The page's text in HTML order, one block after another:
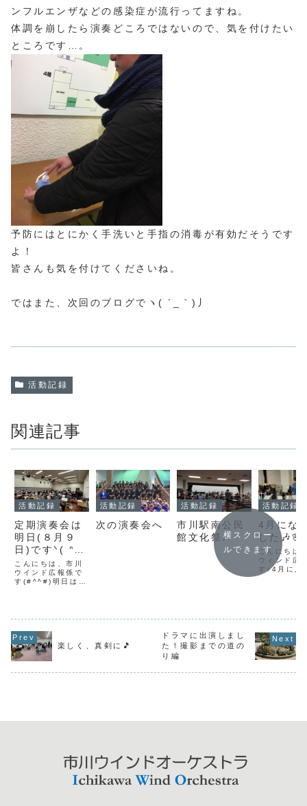
ンフルエンザなどの感染症が流行ってますね。
体調を崩したら演奏どころではないので、気を付けたい
ところです…。
予防にはとにかく手洗いと手指の消毒が有効だそうです
よ！
皆さんも気を付けてくださいね。
ではまた、次回のブログでヽ( ´_｀)丿
活動記録
関連記事
活動記録
定期演奏会は
明日(８月９
日)ですᐠ( ᐢ ᵕ
ᐢ )ᐟ
こんにちは、市川
ウインド広報係で
す(#^^#)明日は市
すᐠ( ᐢ ᵕ ᐢ )ᐟコン
される曲、映画や
ゲームなどで有名
な曲など、皆様が
一度はどこかで聞
いたことがある曲
活動記録
次の演奏会へ
活動記録
市川駅南公民
館文化祭♪
活動記録
4月にな
した🎶🌸
こんにちは
ウィンド広
す♪4月に入
いう気持ち
す！環境が
季節って少
そわするけ
横スクロー
ルできます
楽しく、真剣に🎵
ドラマに出演しまし
た！撮影までの道の
り編